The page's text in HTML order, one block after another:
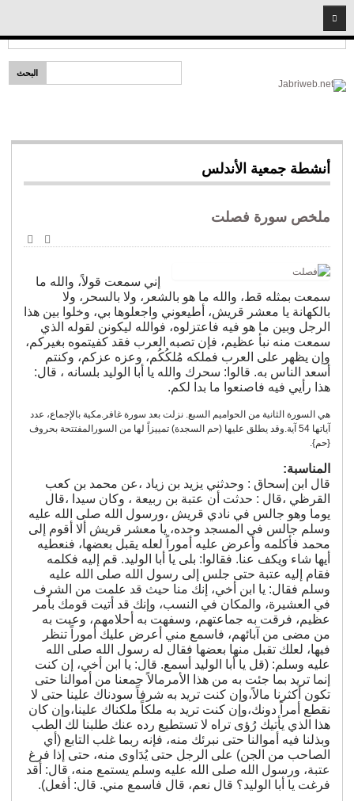
Headlines: إمام لكل مذهب
الرئيسية
قضايا دينية
سيد البشر
أئمة وفقهاء
نساء مؤمنات
شريعة
فتاوى المهجر
قضايا اجتماعية
فرق ومذاهب
الإسلام والأديان
شعر
مقالات
أنشطة جمعية الأندلس
السيرة الذاتية
معرض الصور
الهولندية
أنشطة جمعية الأندلس
ملخص سورة فصلت
إني سمعت قولاً، والله ما
سمعت بمثله قط، والله ما هو بالشعر، ولا بالسحر، ولا
بالكهانة يا معشر قريش، أطيعوني واجعلوها بي، وخلوا بين هذا
الرجل وبين ما هو فيه فاعتزلوه، فوالله ليكونن لقوله الذي
سمعت منه نبأ عظيم، فإن تصبه العرب فقد كفيتموه بغيركم،
وإن يظهر على العرب فملكه مُلكُكُم، وعزه عزكم، وكنتم
أسعد الناس به. قالوا: سحرك والله يا أبا الوليد بلسانه ، قال:
هذا رأيي فيه فاصنعوا ما بدا لكم.
هي السورة الثانية من الحواميم السبع. نزلت بعد سورة غافر.مكية بالإجماع، عدد
آياتها 54 آية.وقد يطلق عليها (حم السجدة) تمييزاً لها من السورالمفتتحة بحروف
{حم}.
المناسبة:
قال ابن إسحاق : وحدثني يزيد بن زياد ،عن محمد بن كعب
القرظي ،قال : حدثت أن عتبة بن ربيعة ، وكان سيدا ،قال
يوما وهو جالس في نادي قريش ،ورسول الله صلى الله عليه
وسلم جالس في المسجد وحده، يا معشر قريش ألا أقوم إلى
محمد فأكلمه وأعرض عليه أموراً لعله يقبل بعضها، فنعطيه
أيها شاء ويكف عنا. فقالوا: بلى يا أبا الوليد. قم إليه فكلمه
فقام إليه عتبة حتى جلس إلى رسول الله صلى الله عليه
وسلم فقال: يا ابن أخي، إنك منا حيث قد علمت من الشرف
في العشيرة، والمكان في النسب، وإنك قد أتيت قومك بأمر
عظيم، فرقت به جماعتهم، وسفهت به أحلامهم، وعبت به
من مضى من آبائهم، فاسمع مني أعرض عليك أموراً تنظر
فيها، لعلك تقبل منها بعضها فقال له رسول الله صلى الله
عليه وسلم: (قل يا أبا الوليد أسمع. قال: يا ابن أخي، إن كنت
إنما تريد بما جئت به من هذا الأمرمالاً جمعنا من أموالنا حتى
تكون أكثرنا مالاً،وإن كنت تريد به شرفاً سودناك علينا حتى لا
نقطع أمراً دونك،وإن كنت تريد به ملكاً ملكناك علينا،وإن كان
هذا الذي يأتيك رُؤى تراه لا تستطيع رده عنك طلبنا لك الطب
وبذلنا فيه أموالنا حتى نبرئك منه، فإنه ربما غلب التابع (أي
الصاحب من الجن) على الرجل حتى يُدَاوى منه، حتى إذا فرغ
عتبة، ورسول الله صلى الله عليه وسلم يستمع منه، قال: أقد
فرغت يا أبا الوليد؟ قال نعم، قال فاسمع مني. قال: أفعل).